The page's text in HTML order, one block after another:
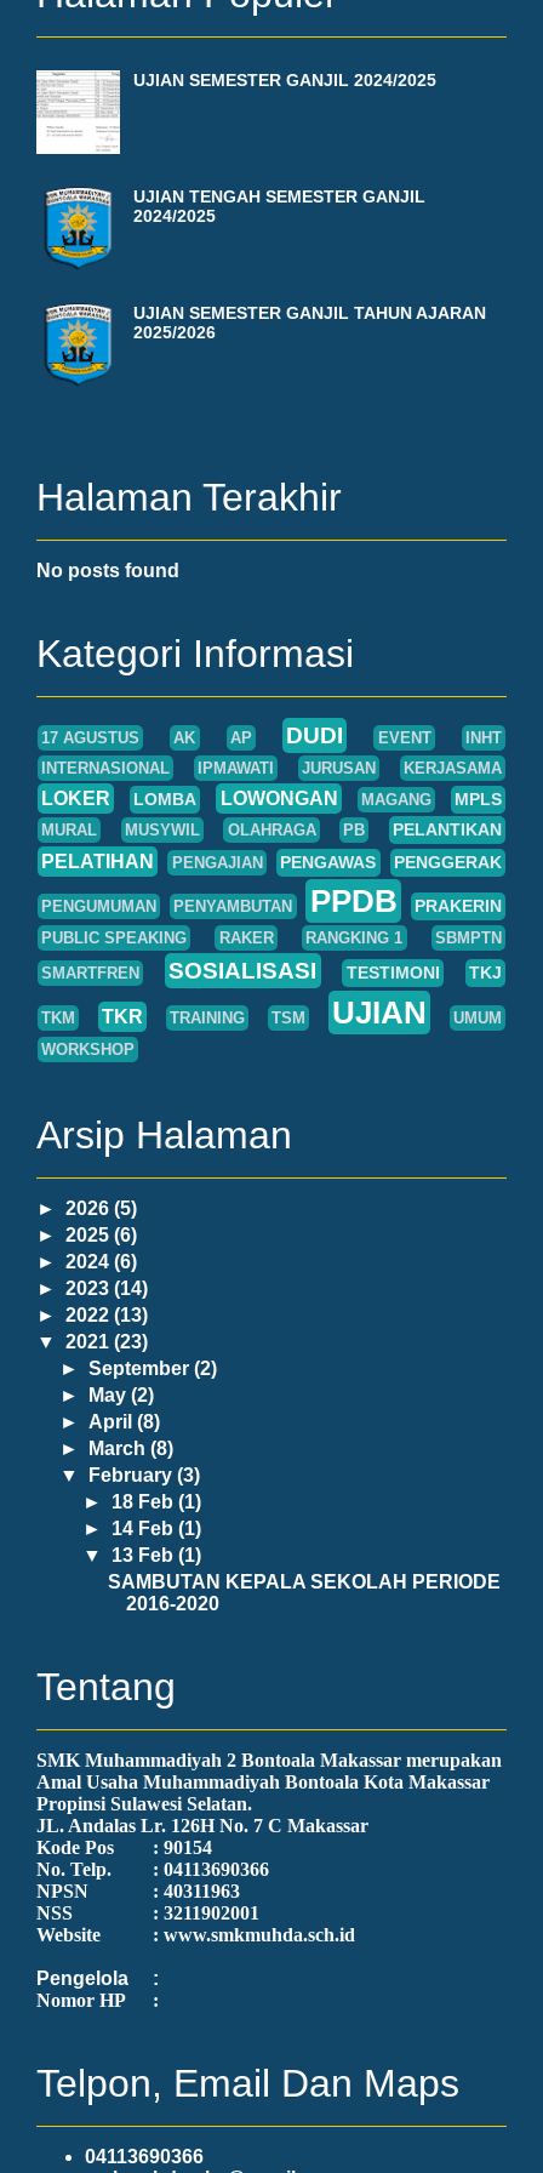
UJIAN SEMESTER GANJIL 2024/2025
UJIAN TENGAH SEMESTER GANJIL
2024/2025
UJIAN SEMESTER GANJIL TAHUN AJARAN
2025/2026
Halaman Terakhir
No posts found
Kategori Informasi
17 AGUSTUS AK AP DUDI EVENT
INHT
INTERNASIONAL
IPMAWATI JURUSAN KERJASAMA
LOKER LOMBA LOWONGAN MAGANG MPLS
MURAL MUSYWIL OLAHRAGA PB PELANTIKAN
PELATIHAN PENGAJIAN PENGAWAS PENGGERAK
PENGUMUMAN PENYAMBUTAN PPDB PRAKERIN
PUBLIC SPEAKING RAKER RANGKING 1
SBMPTN
SMARTFREN
SOSIALISASI TESTIMONI TKJ
TKM TKR TRAINING TSM UJIAN
UMUM
WORKSHOP
Arsip Halaman
► 2026 (5)
► 2025 (6)
► 2024 (6)
► 2023 (14)
► 2022 (13)
▼ 2021 (23)
►September(2)
►
May(2)
► April(8)
►
March(8)
▼
February(3)
► 18 Feb(1)
► 14 Feb(1)
▼ 13 Feb(1)
SAMBUTAN KEPALA SEKOLAH PERIODE
2016-2020
Tentang
SMK Muhammadiyah 2 Bontoala Makassar merupakan
Amal Usaha Muhammadiyah Bontoala Kota Makassar
Propinsi Sulawesi Selatan.
JL. Andalas Lr. 126H No. 7 C Makassar
Kode Pos
: 90154
No. Telp.
: 04113690366
NPSN
: 40311963
NSS
: 3211902001
Website
: www.smkmuhda.sch.id
Pengelola
:
Nomor HP
:
Telpon, Email Dan Maps
04113690366